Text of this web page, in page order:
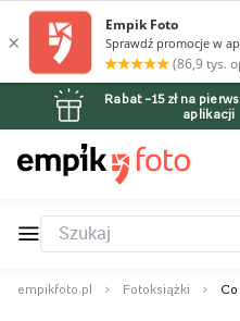
Rabat –15 zł na
aplikacji
empikfoto.pl Fotoksiążki Co